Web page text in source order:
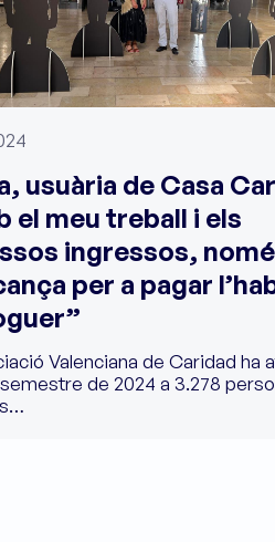
usuària de Casa
el meu treball i els
ingressos,
per a pagar
Valenciana de Caridad ha
de 2024 a 3.278